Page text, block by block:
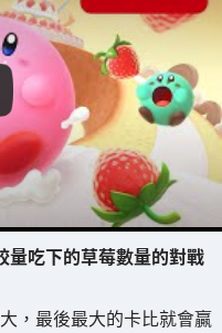
量吃下的草莓數量的對戰
，最後最大的卡比就會贏